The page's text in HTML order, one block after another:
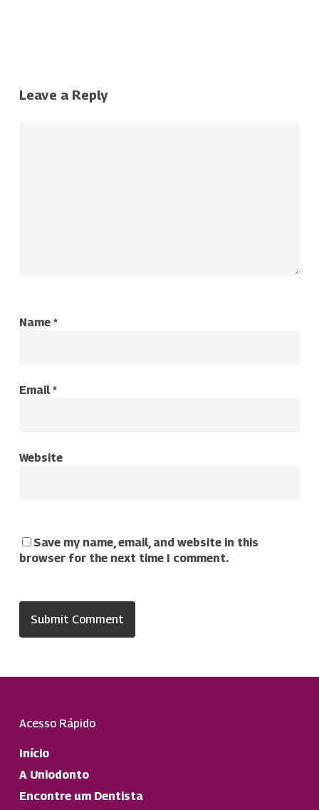
Leave a Reply
Name *
Email*
Website
Save my name, email, and website in this
browser for the next time I comment.
Acesso Rápido
Início
A Uniodonto
Encontre um Dentista